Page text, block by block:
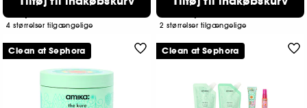
109,00 KR
4 størrelser tilgængelige 2 størrelser tilgængelige
Clean at Sephora Clean at Sephora